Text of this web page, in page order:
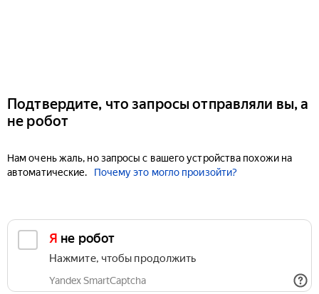
Подтвердите, что запросы отправляли вы, а
не робот
Нам очень жаль, но запросы с вашего устройства похожи на
автоматические.
Почему это могло произойти?
Я не робот
Нажмите, чтобы продолжить
Yandex SmartCaptcha